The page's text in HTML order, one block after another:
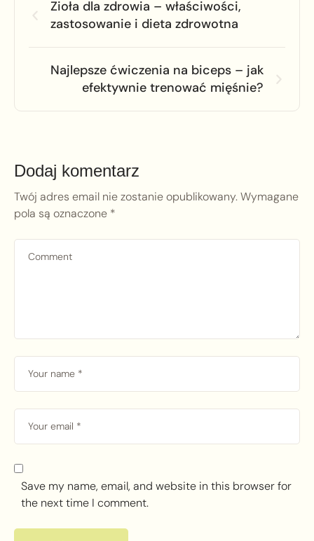
Zioła dla zdrowia – właściwości,
zastosowanie i dieta zdrowotna
Najlepsze ćwiczenia na biceps – jak
efektywnie trenować mięśnie?
Dodaj komentarz
Twój adres email nie zostanie opublikowany.Wymagane
pola są oznaczone *
Save my name, email, and website in this browser for
the next time I comment.